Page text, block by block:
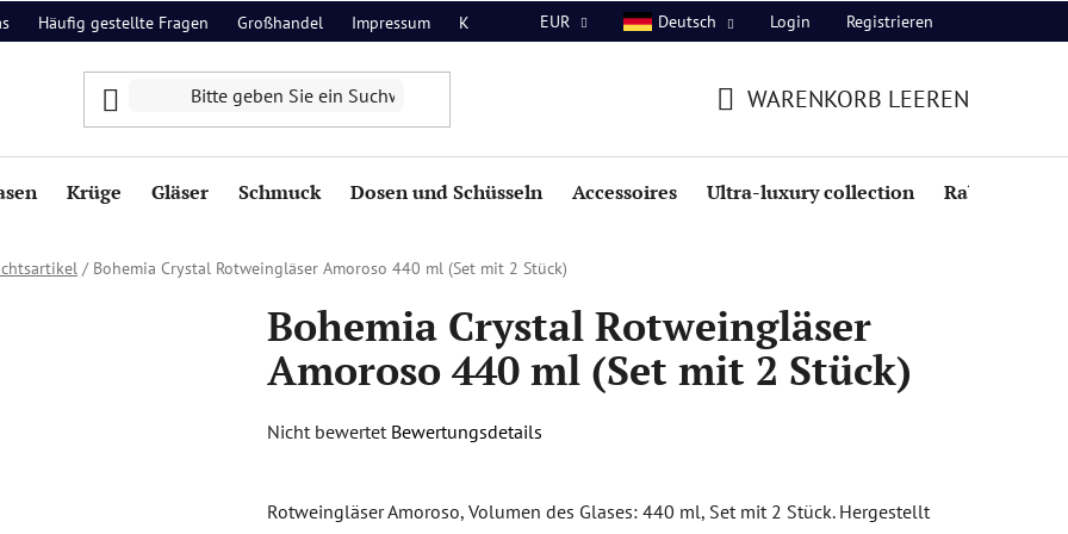
Häufig gestellte Fragen Großhandel Impressum Kontakt EUR Deutsch Login Registrieren
WARENKORB LEEREN
Krüge Gläser Schmuck Dosen und Schüsseln Accessoires Ultra-luxury collection Rabatte
/ Bohemia Crystal Rotweingläser Amoroso 440 ml (Set mit 2 Stück)
Bohemia Crystal Rotweingläser
Amoroso 440 ml (Set mit 2 Stück)
Die
ist
Nicht bewertet Bewertungsdetails
Rotweingläser Amoroso, Volumen des Glases: 440 ml, Set mit 2 Stück. Hergestellt